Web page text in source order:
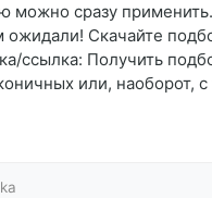
можно сразу
Скачайте
ссылка: Получить
или, наоборот,